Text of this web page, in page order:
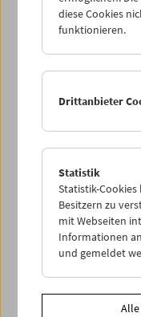
PROGRAMM
diese Cookies
funktionieren.
Drittanbieter
Statistik
Statistik-
Besitzern zu
mit Webseiten
Informationen
und gemeldet